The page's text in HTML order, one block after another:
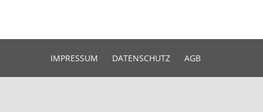
IMPRESSUM DATENSCHUTZ AGB